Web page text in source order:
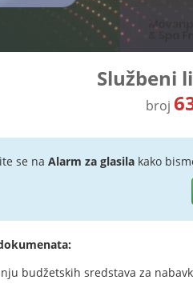
Službeni
broj
se na Alarm za glasilakako
budžetskih sredstava za